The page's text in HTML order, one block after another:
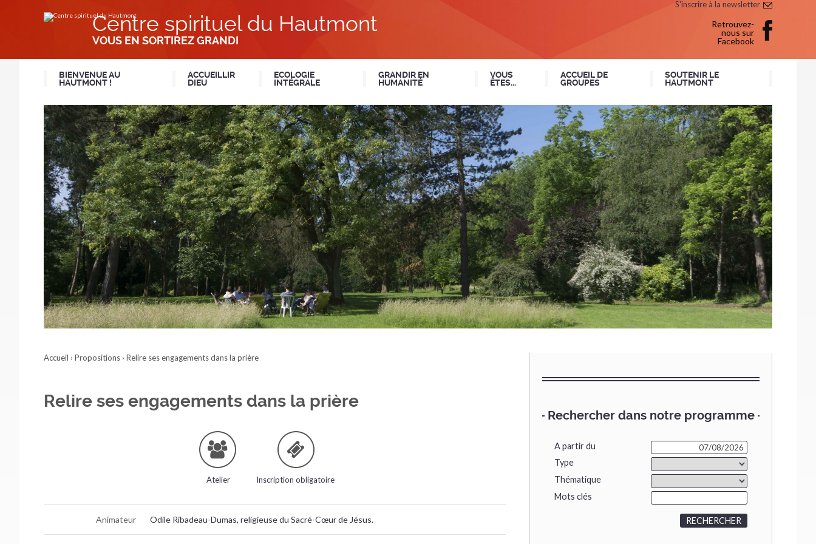
contenu.
S'inscrire à la newsletter
Retrouvez-
nous sur
Facebook
Centre spirituel du Hautmont
VOUS EN SORTIREZ GRANDI
BIENVENUE AU
HAUTMONT !
ACCUEILLIR
DIEU
ECOLOGIE
INTÉGRALE
GRANDIR EN
HUMANITÉ
VOUS
ÊTES...
ACCUEIL DE
GROUPES
SOUTENIR LE
HAUTMONT
Accueil › Propositions › Relire ses engagements dans la prière
Rechercher dans notre programme
A partir du
Type
Thématique
Mots clés
Relire ses engagements dans la prière
Atelier Inscription obligatoire
Animateur Odile Ribadeau-Dumas, religieuse du Sacré-Cœur de Jésus.